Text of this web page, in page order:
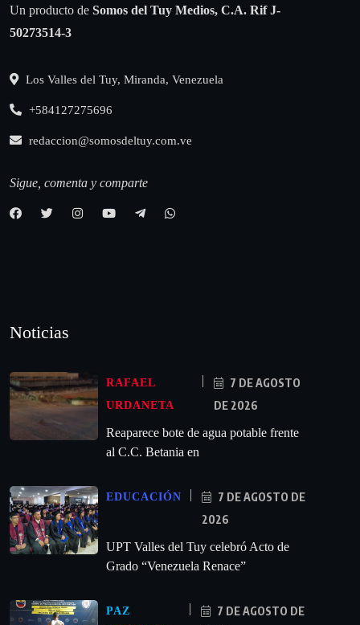
Un producto de Somos del Tuy Medios, C.A. Rif J-
50273514-3
Los Valles del Tuy, Miranda, Venezuela
+584127275696
redaccion@somosdeltuy.com.ve
Sigue, comenta y comparte
Noticias
RAFAEL
URDANETA
7 DE AGOSTO
DE 2026
Reaparece bote de agua potable frente
al C.C. Betania en
EDUCACIÓN
7 DE AGOSTO DE
2026
UPT Valles del Tuy celebró Acto de
Grado “Venezuela Renace”
PAZ
7 DE AGOSTO DE